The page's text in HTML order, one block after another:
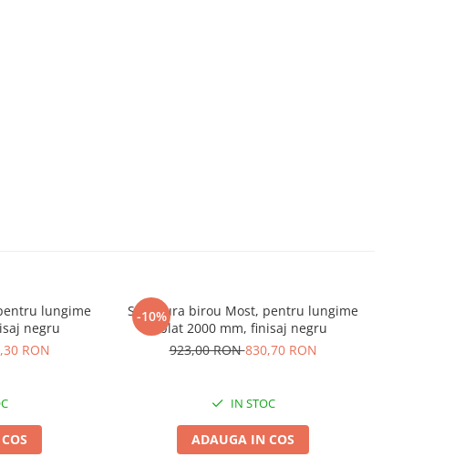
lungime
negru
RON
-10%
Structura birou Most, pentru lungime
blat 2000 mm, finisaj negru
923,00 RON830,70 RON
IN STOC
ADAUGA IN COS